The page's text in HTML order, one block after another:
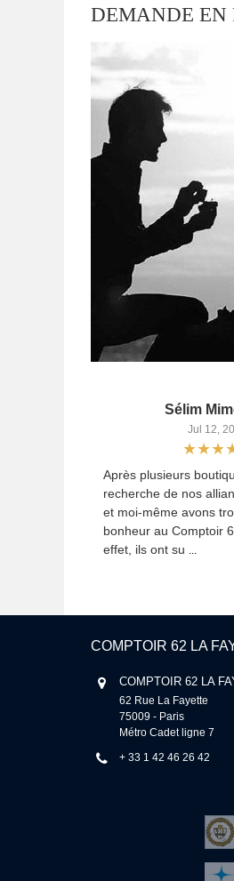
DEMANDE
Sélim
Jul 12,
Après plusieurs
recherche de nos
et moi-même avons
bonheur au Comptoir
effet, ils ont su ...
COMPTOIR 62 LA
COMPTOIR 62 LA
62 Rue La Fayette
75009 - Paris
Métro Cadet ligne 7
+ 33 1 42 46 26 42